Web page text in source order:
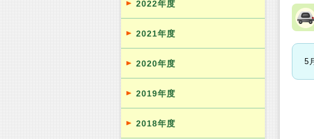
5
2022年度
2021年度
2020年度
2019年度
2018年度